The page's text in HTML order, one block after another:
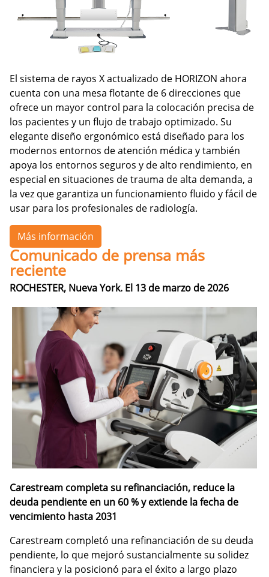
El sistema de rayos X actualizado de HORIZON ahora
cuenta con una mesa flotante de 6 direcciones que
ofrece un mayor control para la colocación precisa de
los pacientes y un flujo de trabajo optimizado. Su
elegante diseño ergonómico está diseñado para los
modernos entornos de atención médica y también
apoya los entornos seguros y de alto rendimiento, en
especial en situaciones de trauma de alta demanda, a
la vez que garantiza un funcionamiento fluido y fácil de
usar para los profesionales de radiología.
Más información
Comunicado de prensa más
reciente
ROCHESTER, Nueva York. El 13 de marzo de 2026
Carestream completa su refinanciación, reduce la
deuda pendiente en un 60 % y extiende la fecha de
vencimiento hasta 2031
Carestream completó una refinanciación de su deuda
pendiente, lo que mejoró sustancialmente su solidez
financiera y la posicionó para el éxito a largo plazo